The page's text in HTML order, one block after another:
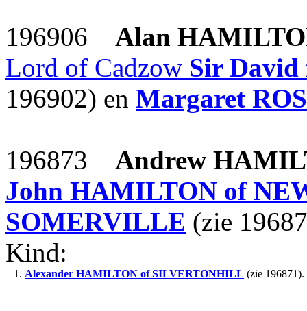
196906 Alan
Lord of Cadzow Sir
196902) en Margaret
196873 Andrew
John HAMILTON of
SOMERVILLE (zie
Kind:
1. Alexander HAMILTON of SILVERTONHILL (zie 196871).